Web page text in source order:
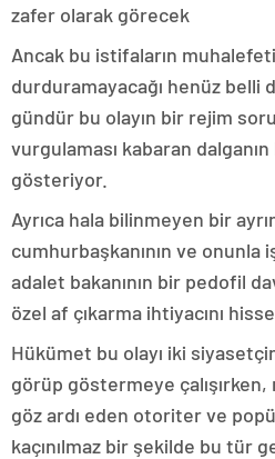
zafer olarak görecek
Ancak bu istifaların
durduramayacağı henüz belli
gündür bu olayın bir rejim
vurgulaması kabaran dalganın
gösteriyor.
Ayrıca hala bilinmeyen bir
cumhurbaşkanının ve onunla
adalet bakanının bir pedofil
özel af çıkarma ihtiyacını
Hükümet bu olayı iki
görüp göstermeye
göz ardı eden otoriter ve
kaçınılmaz bir şekilde bu tür